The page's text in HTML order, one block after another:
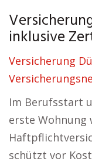
inklusive
Versicherung
Im Berufsstart
erste Wohnung
schützt vor